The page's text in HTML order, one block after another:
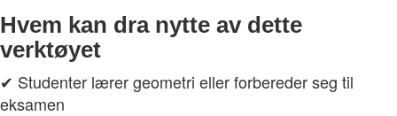
Hvem kan dra nytte av dette
verktøyet
✔ Studenter lærer geometri eller forbereder seg til
eksamen